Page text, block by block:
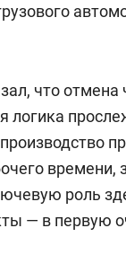
что
логика
времени,
роль
— в первую